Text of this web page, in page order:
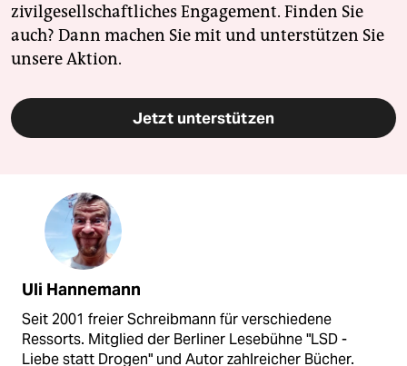
zivilgesellschaftliches Engagement. Finden Sie
auch? Dann machen Sie mit und unterstützen Sie
unsere Aktion.
Jetzt unterstützen
Uli Hannemann
Seit 2001 freier Schreibmann für verschiedene
Ressorts. Mitglied der Berliner Lesebühne "LSD -
Liebe statt Drogen" und Autor zahlreicher Bücher.